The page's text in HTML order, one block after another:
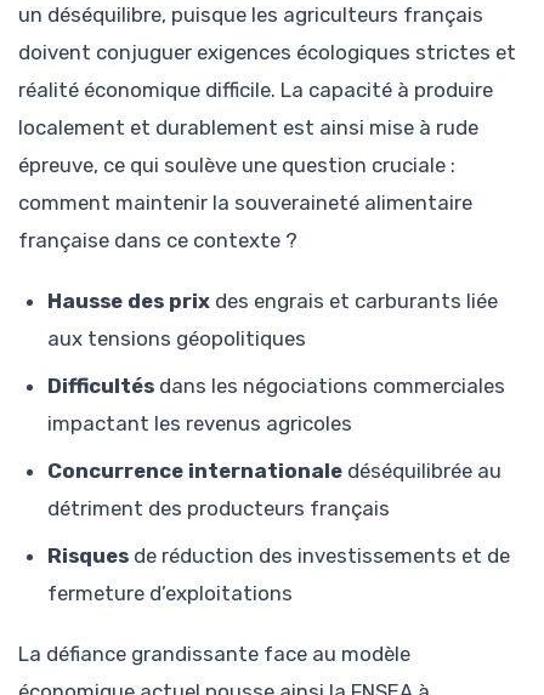
un déséquilibre, puisque les agriculteurs français
doivent conjuguer exigences écologiques strictes et
réalité économique difficile. La capacité à produire
localement et durablement est ainsi mise à rude
épreuve, ce qui soulève une question cruciale :
comment maintenir la souveraineté alimentaire
française dans ce contexte ?
Hausse des prix des engrais et carburants liée
aux tensions géopolitiques
Difficultés dans les négociations commerciales
impactant les revenus agricoles
Concurrence internationale déséquilibrée au
détriment des producteurs français
Risques de réduction des investissements et de
fermeture d’exploitations
La défiance grandissante face au modèle